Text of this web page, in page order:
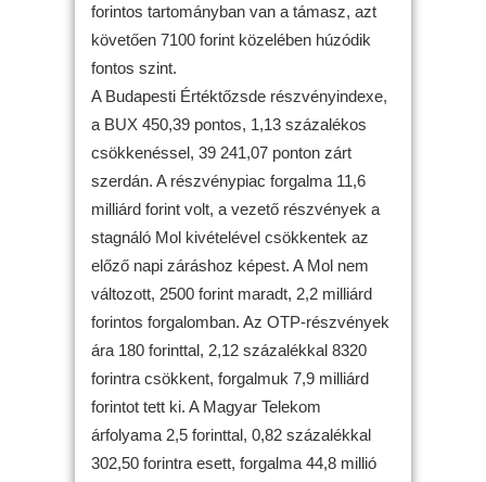
forintos tartományban van a támasz, azt
követően 7100 forint közelében húzódik
fontos szint.
A Budapesti Értéktőzsde részvényindexe,
a BUX 450,39 pontos, 1,13 százalékos
csökkenéssel, 39 241,07 ponton zárt
szerdán. A részvénypiac forgalma 11,6
milliárd forint volt, a vezető részvények a
stagnáló Mol kivételével csökkentek az
előző napi záráshoz képest. A Mol nem
változott, 2500 forint maradt, 2,2 milliárd
forintos forgalomban. Az OTP-részvények
ára 180 forinttal, 2,12 százalékkal 8320
forintra csökkent, forgalmuk 7,9 milliárd
forintot tett ki. A Magyar Telekom
árfolyama 2,5 forinttal, 0,82 százalékkal
302,50 forintra esett, forgalma 44,8 millió